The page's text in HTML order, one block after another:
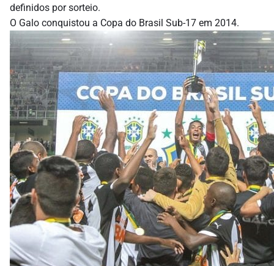
definidos por sorteio.
O Galo conquistou a Copa do Brasil Sub-17 em 2014.